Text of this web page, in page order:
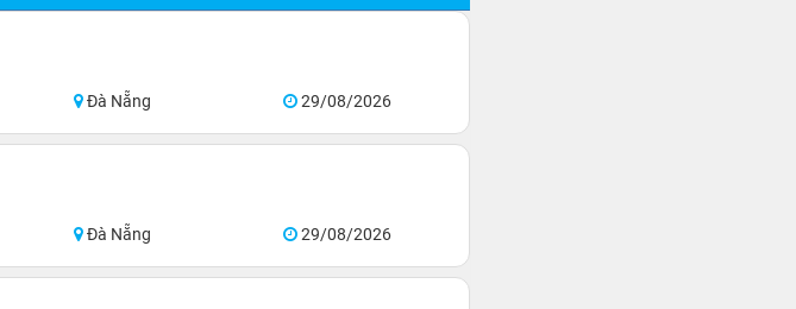
Đà Nẵng 29/08/2026
Đà Nẵng 29/08/2026